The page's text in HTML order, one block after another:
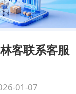
客联系客服
01-07